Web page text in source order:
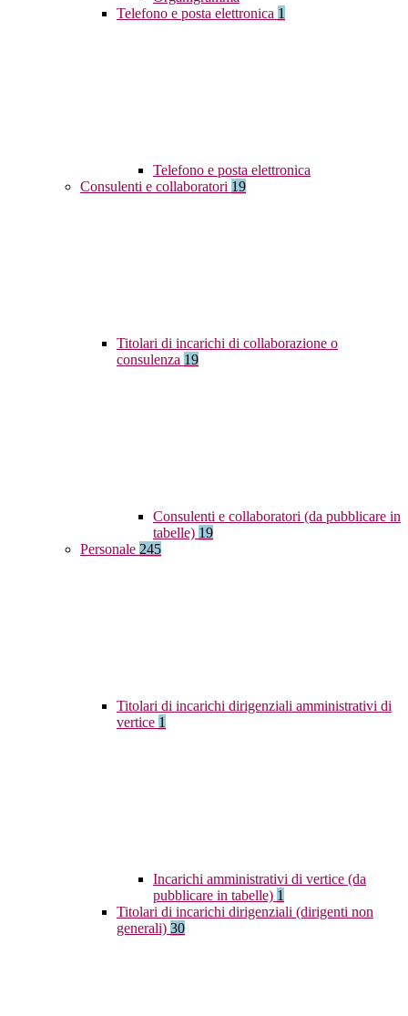
Telefono e posta elettronica 1
Telefono e posta elettronica
Consulenti e collaboratori 19
Titolari di incarichi di collaborazione o
consulenza 19
Consulenti e collaboratori (da pubblicare in
tabelle) 19
Personale 245
Titolari di incarichi dirigenziali amministrativi di
vertice 1
Incarichi amministrativi di vertice (da
pubblicare in tabelle) 1
Titolari di incarichi dirigenziali (dirigenti non
generali) 30